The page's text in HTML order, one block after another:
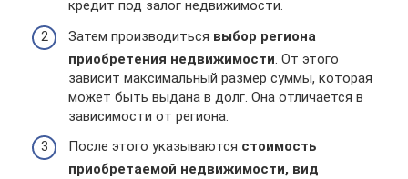
кредит под залог недвижимости.
Затем производиться выбор региона
приобретения недвижимости . От этого
зависит максимальный размер суммы, которая
может быть выдана в долг. Она отличается в
зависимости от региона.
После этого указываются стоимость
приобретаемой недвижимости, вид